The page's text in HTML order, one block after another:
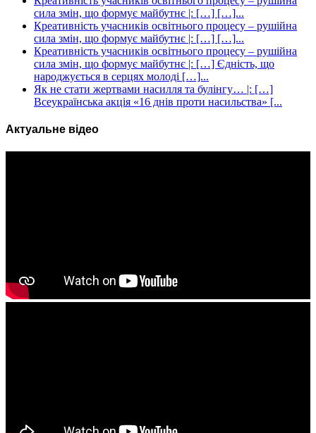
сила змін, що формує майбутнє |: […] […]...
Креативність учасників освітнього процесу – рушійна
сила змін, що формує майбутнє |: […] […]...
Креативність учасників освітнього процесу – рушійна
сила змін, що формує майбутнє |: […] Єдність, що
народжується в серцях молоді […]...
Як не стати жертвами насилля та булінгу… |: […]
Всеукраїнська акція «16 днів проти насильства» [...
Актуальне відео